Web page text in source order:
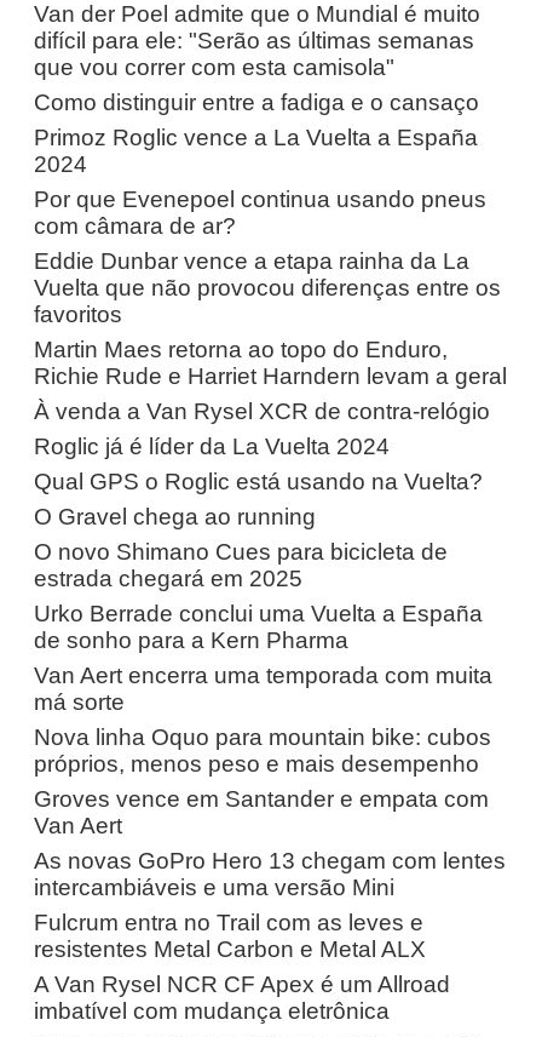
Van der Poel admite que o Mundial é muito
difícil para ele: "Serão as últimas semanas
que vou correr com esta camisola"
Como distinguir entre a fadiga e o cansaço
Primoz Roglic vence a La Vuelta a España
2024
Por que Evenepoel continua usando pneus
com câmara de ar?
Eddie Dunbar vence a etapa rainha da La
Vuelta que não provocou diferenças entre os
favoritos
Martin Maes retorna ao topo do Enduro,
Richie Rude e Harriet Harndern levam a geral
À venda a Van Rysel XCR de contra-relógio
Roglic já é líder da La Vuelta 2024
Qual GPS o Roglic está usando na Vuelta?
O Gravel chega ao running
O novo Shimano Cues para bicicleta de
estrada chegará em 2025
Urko Berrade conclui uma Vuelta a España
de sonho para a Kern Pharma
Van Aert encerra uma temporada com muita
má sorte
Nova linha Oquo para mountain bike: cubos
próprios, menos peso e mais desempenho
Groves vence em Santander e empata com
Van Aert
As novas GoPro Hero 13 chegam com lentes
intercambiáveis e uma versão Mini
Fulcrum entra no Trail com as leves e
resistentes Metal Carbon e Metal ALX
A Van Rysel NCR CF Apex é um Allroad
imbatível com mudança eletrônica